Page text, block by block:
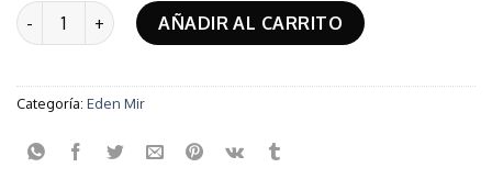
Nautilus cantidad AÑADIR AL CARRITO
Categoría: Eden Mir